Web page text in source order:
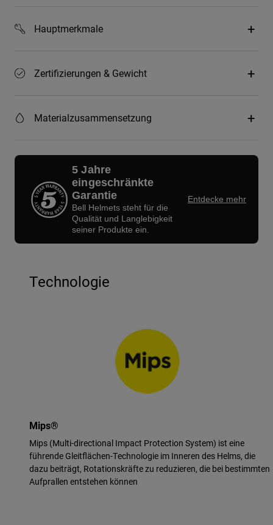
Hauptmerkmale
Zertifizierungen & Gewicht
Materialzusammensetzung
5 Jahre
eingeschränkte
Garantie
Bell Helmets steht für die
Qualität und Langlebigkeit
seiner Produkte ein.
Entdecke mehr
Technologie
Mips®
Mips (Multi-directional Impact Protection System) ist eine
führende Gleitflächen-Technologie im Inneren des Helms, die
dazu beiträgt, Rotationskräfte zu reduzieren, die bei bestimmten
Aufprallen entstehen können